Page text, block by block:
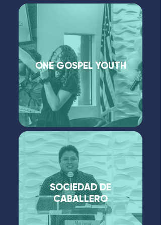
ONE GOSPEL YOUTH
SOCIEDAD DE
CABALLERO